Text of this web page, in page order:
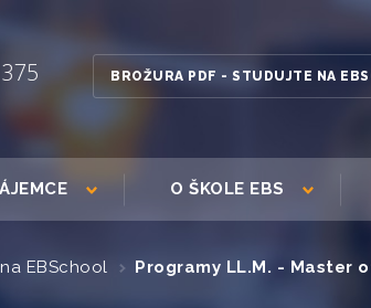
BROŽURA PDF - STUDUJTE NA
O ŠKOLE EBS
EBSchool Programy LL.M. - Master